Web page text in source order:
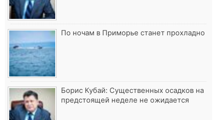
По ночам в Приморье станет прохладно
Борис Кубай: Существенных осадков на
предстоящей неделе не ожидается